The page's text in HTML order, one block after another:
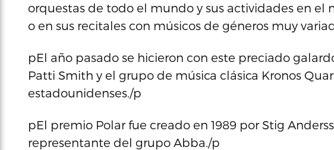
orquestas de todo el mundo y sus actividades en el
o en sus recitales con músicos de géneros muy
pEl año pasado se hicieron con este preciado
Patti Smith y el grupo de música clásica Kronos
estadounidenses./p
pEl premio Polar fue creado en 1989 por Stig
representante del grupo Abba./p